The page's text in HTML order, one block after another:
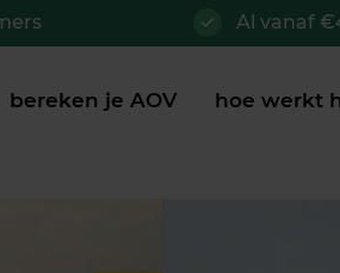
Al vanaf
bereken je AOV hoe werkt